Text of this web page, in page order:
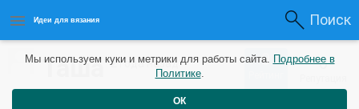
Идеи для вязания Поиск
Таша2 года назад 0 0
Мы используем куки и метрики для работы сайта. Подробнее в
Политике.
ОК